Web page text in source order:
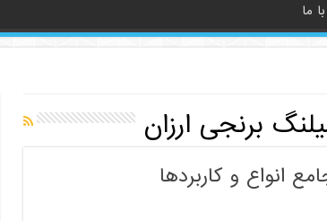
ما
برنجی ارزان
انواع و کاربردها